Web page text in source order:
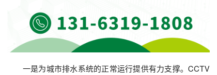
一是为城市排水系统的正常运行提供有力支撑。CCTV